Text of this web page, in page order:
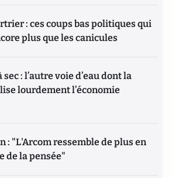
: ces coups bas politiques qui
plus que les canicules
: l’autre voie d’eau dont la
lourdement l’économie
: "L'Arcom ressemble de plus en
de la pensée"